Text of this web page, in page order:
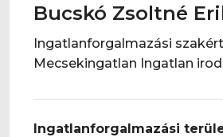
Bucskó Zsoltné
Ingatlanforgalmazási
Mecsekingatlan Ingatlan
Ingatlanforgalmazási